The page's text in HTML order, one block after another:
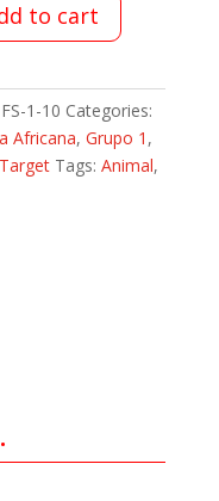
to cart
FS-1-10 Categories:
Africana,Grupo 1 ,
Tags:Animal,